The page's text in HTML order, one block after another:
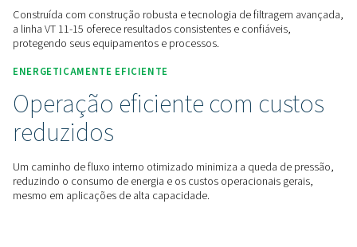
capacidade
comprimido, garantindo a remoção eficaz de
e vapores de óleo para atender às necessidades de
industriais exigentes.
DESEMPENHO CONFIÁVEL
Confiável em condições